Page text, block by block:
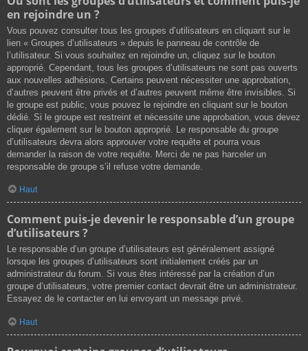
en rejoindre un ?
Vous pouvez consulter tous les groupes d’utilisateurs en cliquant sur le
lien « Groupes d’utilisateurs » depuis le panneau de contrôle de
l’utilisateur. Si vous souhaitez en rejoindre un, cliquez sur le bouton
approprié. Cependant, tous les groupes d’utilisateurs ne sont pas ouverts
aux nouvelles adhésions. Certains peuvent nécessiter une approbation,
d’autres peuvent être privés et d’autres peuvent même être invisibles. Si
le groupe est public, vous pouvez le rejoindre en cliquant sur le bouton
dédié. Si le groupe est restreint et nécessite une approbation, vous devez
cliquer également sur le bouton approprié. Le responsable du groupe
d’utilisateurs devra alors approuver votre requête et pourra vous
demander la raison de votre requête. Merci de ne pas harceler un
responsable de groupe s’il refuse votre demande.
Haut
Comment puis-je devenir le responsable d’un groupe
d’utilisateurs ?
Le responsable d’un groupe d’utilisateurs est généralement assigné
lorsque les groupes d’utilisateurs sont initialement créés par un
administrateur du forum. Si vous êtes intéressé par la création d’un
groupe d’utilisateurs, votre premier contact devrait être un administrateur.
Essayez de le contacter en lui envoyant un message privé.
Haut